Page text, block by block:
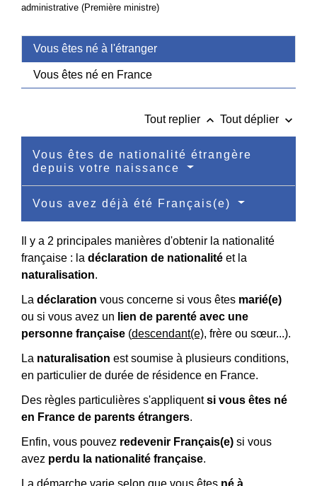
administrative (Première ministre)
Vous êtes né à l'étranger
Vous êtes né en France
Tout replier keyboard_arrow_up Tout déplier keyboard_arrow_down
Vous êtes de nationalité étrangère
depuis votre naissance
Vous avez déjà été Français(e)
Il y a 2 principales manières d'obtenir la nationalité
française : la déclaration de nationalité et la
naturalisation.
La déclaration vous concerne si vous êtes marié(e)
ou si vous avez un lien de parenté avec une
personne française (descendant(e), frère ou sœur...).
La naturalisation est soumise à plusieurs conditions,
en particulier de durée de résidence en France.
Des règles particulières s'appliquentsi vous êtes né
en France de parents étrangers.
Enfin, vous pouvez redevenir Français(e) si vous
avez perdu la nationalité française.